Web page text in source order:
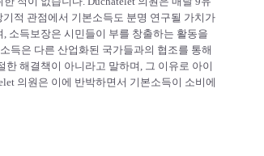
적 관점에서 기본소득도 분명 연구될 가치가
소득보장은 시민들이 부를 창출하는 활동을
득은 다른 산업화된 국가들과의 협조를 통해
해결책이 아니라고 말하며, 그 이유로 아이
의원은 이에 반박하면서 기본소득이 소비에